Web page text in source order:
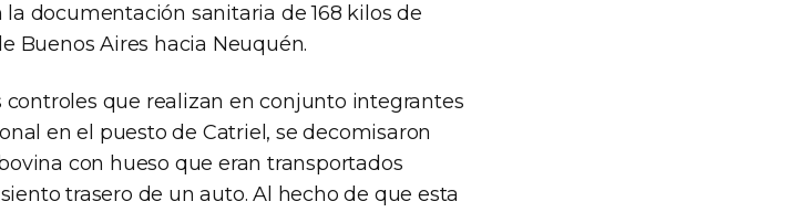
documentación sanitaria de 168 kilos de
Buenos Aires hacia Neuquén.
que realizan en conjunto integrantes
en el puesto de Catriel, se decomisaron
con hueso que eran transportados
trasero de un auto. Al hecho de que esta